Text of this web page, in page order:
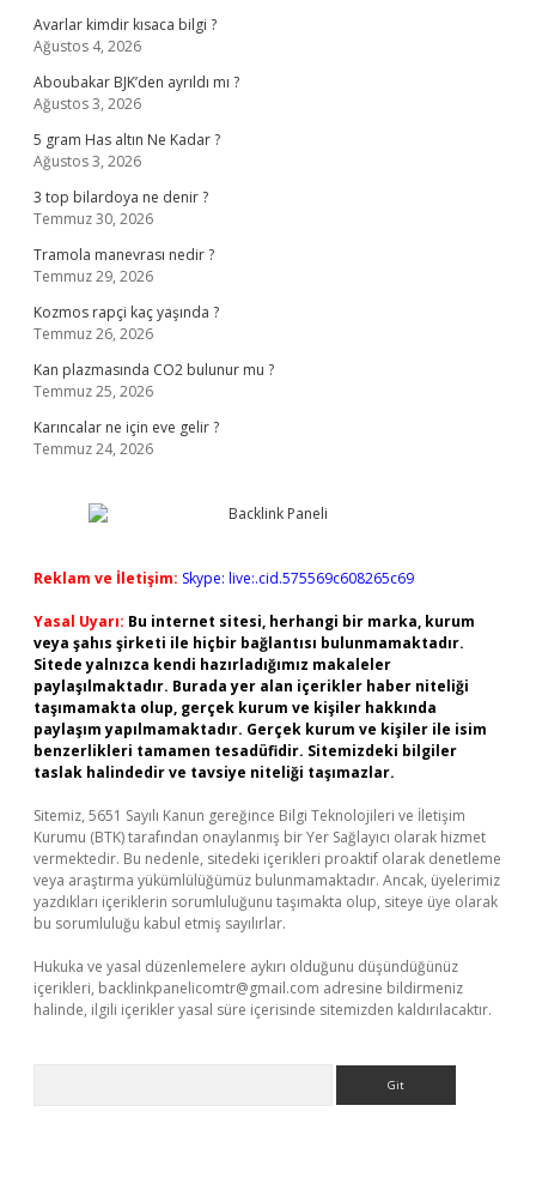
Avarlar kimdir kısaca bilgi ?
Ağustos 4, 2026
Aboubakar BJK’den ayrıldı mı ?
Ağustos 3, 2026
5 gram Has altın Ne Kadar ?
Ağustos 3, 2026
3 top bilardoya ne denir ?
Temmuz 30, 2026
Tramola manevrası nedir ?
Temmuz 29, 2026
Kozmos rapçi kaç yaşında ?
Temmuz 26, 2026
Kan plazmasında CO2 bulunur mu ?
Temmuz 25, 2026
Karıncalar ne için eve gelir ?
Temmuz 24, 2026
Reklam ve İletişim: Skype: live:.cid.575569c608265c69
Yasal Uyarı: Bu internet sitesi, herhangi bir marka, kurum
veya şahıs şirketi ile hiçbir bağlantısı bulunmamaktadır.
Sitede yalnızca kendi hazırladığımız makaleler
paylaşılmaktadır. Burada yer alan içerikler haber niteliği
taşımamakta olup, gerçek kurum ve kişiler hakkında
paylaşım yapılmamaktadır. Gerçek kurum ve kişiler ile isim
benzerlikleri tamamen tesadüfidir. Sitemizdeki bilgiler
taslak halindedir ve tavsiye niteliği taşımazlar.
Sitemiz, 5651 Sayılı Kanun gereğince Bilgi Teknolojileri ve İletişim
Kurumu (BTK) tarafından onaylanmış bir Yer Sağlayıcı olarak hizmet
vermektedir. Bu nedenle, sitedeki içerikleri proaktif olarak denetleme
veya araştırma yükümlülüğümüz bulunmamaktadır. Ancak, üyelerimiz
yazdıkları içeriklerin sorumluluğunu taşımakta olup, siteye üye olarak
bu sorumluluğu kabul etmiş sayılırlar.
Hukuka ve yasal düzenlemelere aykırı olduğunu düşündüğünüz
içerikleri, backlinkpanelicomtr@gmail.com adresine bildirmeniz
halinde, ilgili içerikler yasal süre içerisinde sitemizden kaldırılacaktır.